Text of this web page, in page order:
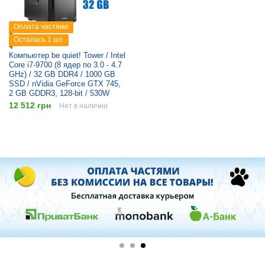
Оплата частями
Осталась 1 шт.
Компьютер be quiet! Tower / Intel
Core i7-9700 (8 ядер по 3.0 - 4.7
GHz) / 32 GB DDR4 / 1000 GB
SSD / nVidia GeForce GTX 745,
2 GB GDDR3, 128-bit / 530W
12 512 грн Нет в наличии